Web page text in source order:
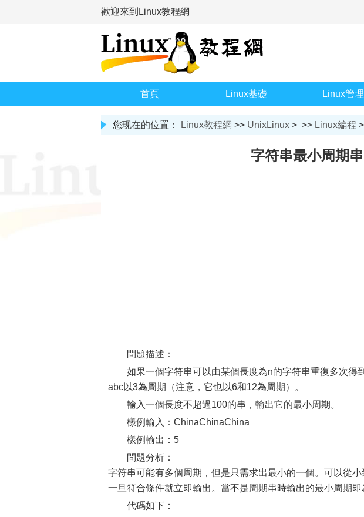
歡迎來到Linux教程網
首頁 Linux基礎 Linux管理
您现在的位置： Linux教程網 >> UnixLinux > >> Linux編程
字符串最小周期
問題描述：
如果一個字符串可以由某個長度為n的字符串重復多次得
abc以3為周期（注意，它也以6和12為周期）。
輸入一個長度不超過100的串，輸出它的最小周期。
樣例輸入：ChinaChinaChina
樣例輸出：5
問題分析：
字符串可能有多個周期，但是只需求出最小的一個。可以從
一旦符合條件就立即輸出。當不是周期串時輸出的最小周期即
代碼如下：